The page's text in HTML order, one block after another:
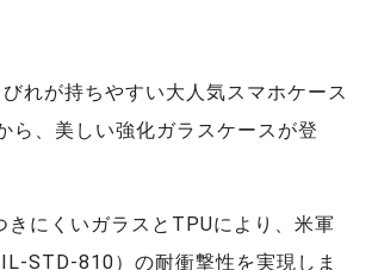
れが持ちやすい大人気スマホケース
ら、美しい強化ガラスケースが登
きにくいガラスとTPUにより、米軍
STD-810）の耐衝撃性を実現しま